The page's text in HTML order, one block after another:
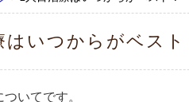
はいつからがベスト
いてです。